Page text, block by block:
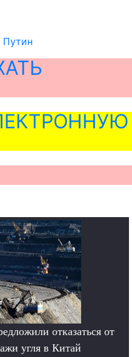
Путин
отказаться от
угля в Китай